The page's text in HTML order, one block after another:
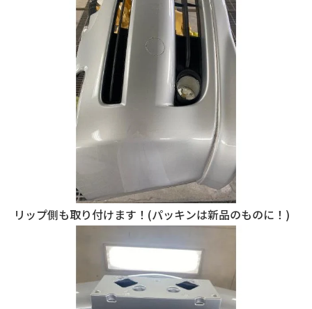
リップ側も取り付けます！(パッキンは新品のものに！)